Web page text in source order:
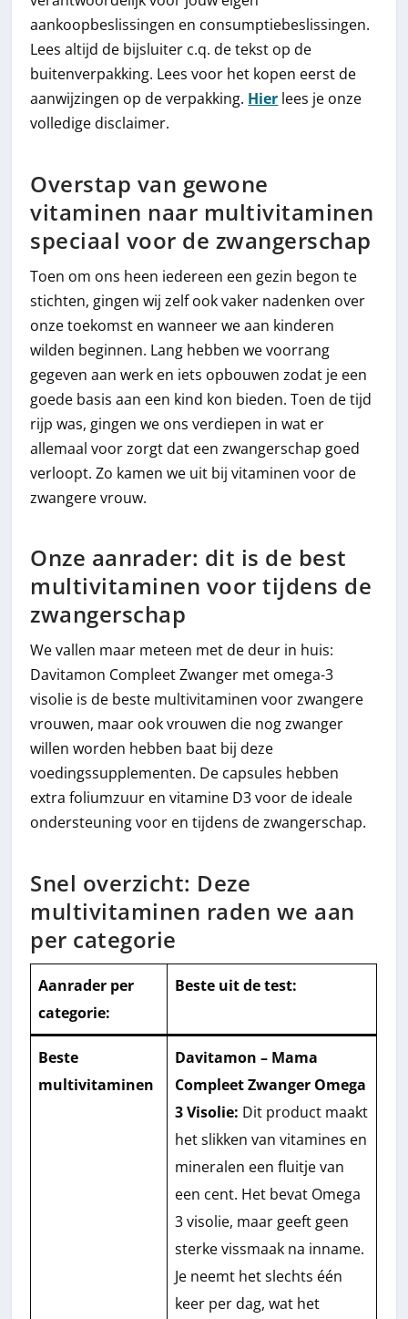
aankoopbeslissingen en consumptiebeslissingen.
Lees altijd de bijsluiter c.q. de tekst op de
buitenverpakking. Lees voor het kopen eerst de
aanwijzingen op de verpakking. Hier lees je onze
volledige disclaimer.
Overstap van gewone
vitaminen naar multivitaminen
speciaal voor de zwangerschap
Toen om ons heen iedereen een gezin begon te
stichten, gingen wij zelf ook vaker nadenken over
onze toekomst en wanneer we aan kinderen
wilden beginnen. Lang hebben we voorrang
gegeven aan werk en iets opbouwen zodat je een
goede basis aan een kind kon bieden. Toen de tijd
rijp was, gingen we ons verdiepen in wat er
allemaal voor zorgt dat een zwangerschap goed
verloopt. Zo kamen we uit bij vitaminen voor de
zwangere vrouw.
Onze aanrader: dit is de best
multivitaminen voor tijdens de
zwangerschap
We vallen maar meteen met de deur in huis:
Davitamon Compleet Zwanger met omega-3
visolie is de beste multivitaminen voor zwangere
vrouwen, maar ook vrouwen die nog zwanger
willen worden hebben baat bij deze
voedingssupplementen. De capsules hebben
extra foliumzuur en vitamine D3 voor de ideale
ondersteuning voor en tijdens de zwangerschap.
Snel overzicht: Deze
multivitaminen raden we aan
per categorie
Aanrader per
categorie:
Beste uit de test:
Beste
multivitaminen
Davitamon – Mama
Compleet Zwanger Omega
3 Visolie: Dit product maakt
het slikken van vitamines en
mineralen een fluitje van
een cent. Het bevat Omega
3 visolie, maar geeft geen
sterke vissmaak na inname.
Je neemt het slechts één
keer per dag, wat het